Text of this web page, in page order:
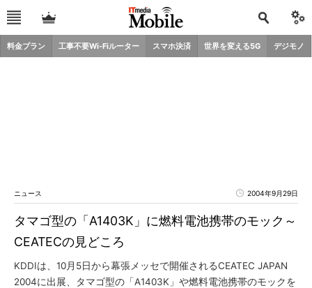
料金プラン 工事不要Wi-Fiルーター スマホ決済 世界を変える5G デジモノ
ニュース 2004年9月29日
タマゴ型の「A1403K」に燃料電池携帯のモック～
CEATECの見どころ
KDDIは、10月5日から幕張メッセで開催されるCEATEC JAPAN
2004に出展、タマゴ型の「A1403K」や燃料電池携帯のモックを